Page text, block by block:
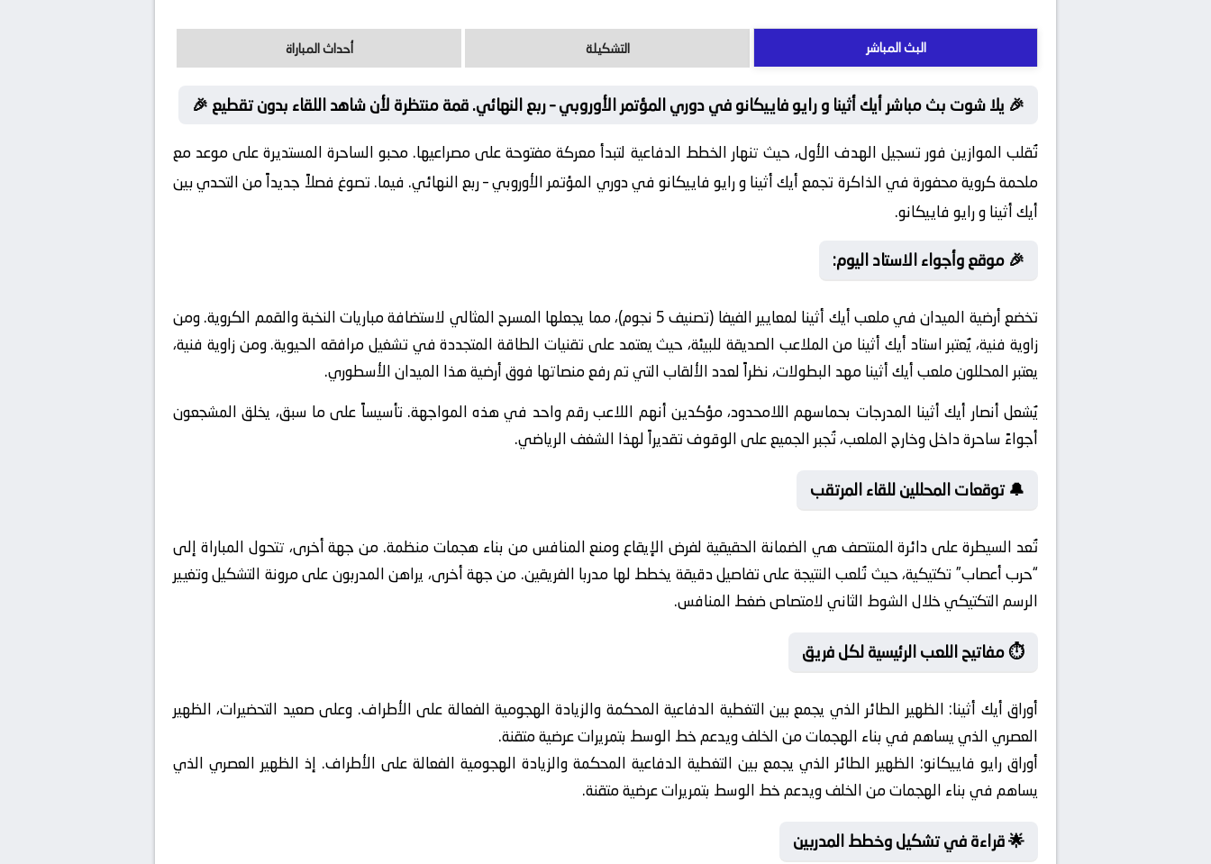
البث المباشر التشكيلة أحداث المباراة
🎉 يلا شوت بث مباشر أيك أثينا و رايو فاييكانو في دوري المؤتمر الأوروبي – ربع النهائي. قمة منتظرة لأن شاهد اللقاء بدون تقطيع 🎉
تُقلب الموازين فور تسجيل الهدف الأول، حيث تنهار الخطط الدفاعية لتبدأ معركة مفتوحة على مصراعيها. محبو الساحرة المستديرة على موعد مع
ملحمة كروية محفورة في الذاكرة تجمع أيك أثينا و رايو فاييكانو في دوري المؤتمر الأوروبي – ربع النهائي. فيما. تصوغ فصلاً جديداً من التحدي بين
أيك أثينا و رايو فاييكانو.
🎉 موقع وأجواء الاستاد اليوم:
تخضع أرضية الميدان في ملعب أيك أثينا لمعايير الفيفا (تصنيف 5 نجوم)، مما يجعلها المسرح المثالي لاستضافة مباريات النخبة والقمم الكروية. ومن
زاوية فنية، يُعتبر استاد أيك أثينا من الملاعب الصديقة للبيئة، حيث يعتمد على تقنيات الطاقة المتجددة في تشغيل مرافقه الحيوية. ومن زاوية فنية،
يعتبر المحللون ملعب أيك أثينا مهد البطولات، نظراً لعدد الألقاب التي تم رفع منصاتها فوق أرضية هذا الميدان الأسطوري.
يُشعل أنصار أيك أثينا المدرجات بحماسهم اللامحدود، مؤكدين أنهم اللاعب رقم واحد في هذه المواجهة. تأسيساً على ما سبق، يخلق المشجعون
أجواءً ساحرة داخل وخارج الملعب، تُجبر الجميع على الوقوف تقديراً لهذا الشغف الرياضي.
🔔 توقعات المحللين للقاء المرتقب
تُعد السيطرة على دائرة المنتصف هي الضمانة الحقيقية لفرض الإيقاع ومنع المنافس من بناء هجمات منظمة. من جهة أخرى، تتحول المباراة إلى
“حرب أعصاب” تكتيكية، حيث تُلعب النتيجة على تفاصيل دقيقة يخطط لها مدربا الفريقين. من جهة أخرى، يراهن المدربون على مرونة التشكيل وتغيير
الرسم التكتيكي خلال الشوط الثاني لامتصاص ضغط المنافس.
⏱️ مفاتيح اللعب الرئيسية لكل فريق
أوراق أيك أثينا: الظهير الطائر الذي يجمع بين التغطية الدفاعية المحكمة والزيادة الهجومية الفعالة على الأطراف. وعلى صعيد التحضيرات، الظهير
العصري الذي يساهم في بناء الهجمات من الخلف ويدعم خط الوسط بتمريرات عرضية متقنة.
أوراق رايو فاييكانو: الظهير الطائر الذي يجمع بين التغطية الدفاعية المحكمة والزيادة الهجومية الفعالة على الأطراف. إذ الظهير العصري الذي
يساهم في بناء الهجمات من الخلف ويدعم خط الوسط بتمريرات عرضية متقنة.
🌟 قراءة في تشكيل وخطط المدربين